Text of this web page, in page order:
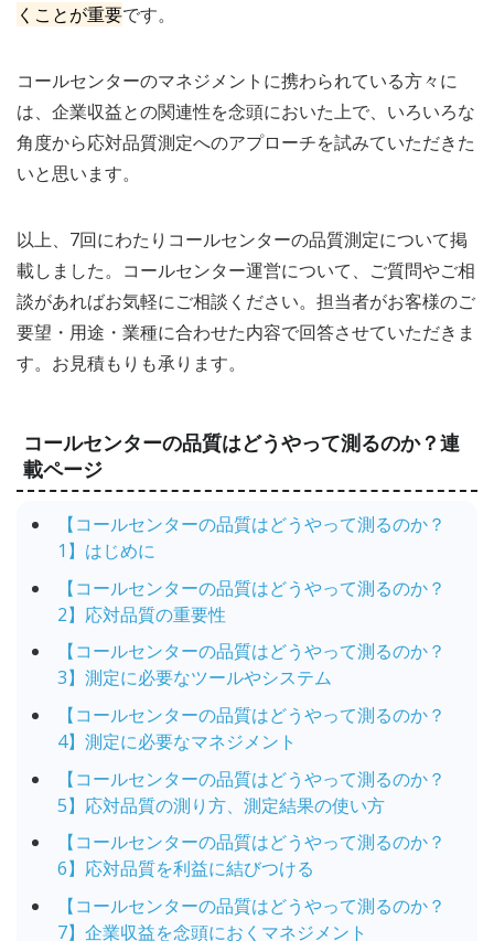
くことが重要です。
コールセンターのマネジメントに携わられている方々に
は、企業収益との関連性を念頭においた上で、いろいろな
角度から応対品質測定へのアプローチを試みていただきた
いと思います。
以上、7回にわたりコールセンターの品質測定について掲
載しました。コールセンター運営について、ご質問やご相
談があればお気軽にご相談ください。担当者がお客様のご
要望・用途・業種に合わせた内容で回答させていただきま
す。お見積もりも承ります。
コールセンターの品質はどうやって測るのか？連
載ページ
【コールセンターの品質はどうやって測るのか？
1】はじめに
【コールセンターの品質はどうやって測るのか？
2】応対品質の重要性
【コールセンターの品質はどうやって測るのか？
3】測定に必要なツールやシステム
【コールセンターの品質はどうやって測るのか？
4】測定に必要なマネジメント
【コールセンターの品質はどうやって測るのか？
5】応対品質の測り方、測定結果の使い方
【コールセンターの品質はどうやって測るのか？
6】応対品質を利益に結びつける
【コールセンターの品質はどうやって測るのか？
7】企業収益を念頭におくマネジメント